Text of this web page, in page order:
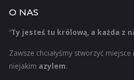
O NAS
“Ty jesteś tu królową, a każda z
Zawsze chciałyśmy stworzyć
niejakim azylem.